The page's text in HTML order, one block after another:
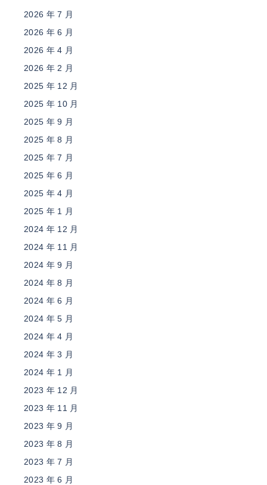
2026 年 7 月
2026 年 6 月
2026 年 4 月
2026 年 2 月
2025 年 12 月
2025 年 10 月
2025 年 9 月
2025 年 8 月
2025 年 7 月
2025 年 6 月
2025 年 4 月
2025 年 1 月
2024 年 12 月
2024 年 11 月
2024 年 9 月
2024 年 8 月
2024 年 6 月
2024 年 5 月
2024 年 4 月
2024 年 3 月
2024 年 1 月
2023 年 12 月
2023 年 11 月
2023 年 9 月
2023 年 8 月
2023 年 7 月
2023 年 6 月